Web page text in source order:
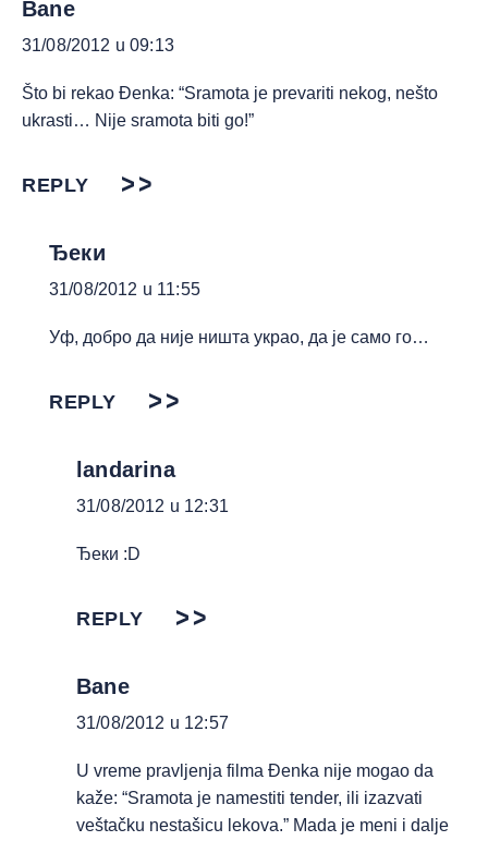
Bane
31/08/2012 u 09:13
Što bi rekao Đenka: “Sramota je prevariti nekog, nešto
ukrasti… Nije sramota biti go!”
REPLY
Ђеки
31/08/2012 u 11:55
Уф, добро да није ништа украо, да је само го…
REPLY
landarina
31/08/2012 u 12:31
Ђеки :D
REPLY
Bane
31/08/2012 u 12:57
U vreme pravljenja filma Đenka nije mogao da
kaže: “Sramota je namestiti tender, ili izazvati
veštačku nestašicu lekova.” Mada je meni i dalje